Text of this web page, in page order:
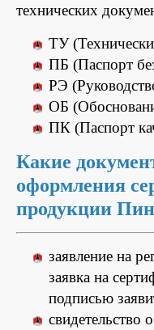
технических
ТУ
ПБ (Паспорт
РЭ
ОБ
ПК (Паспорт
Какие
оформления
продукции
заявление на
заявка на
подписью
свидетельство